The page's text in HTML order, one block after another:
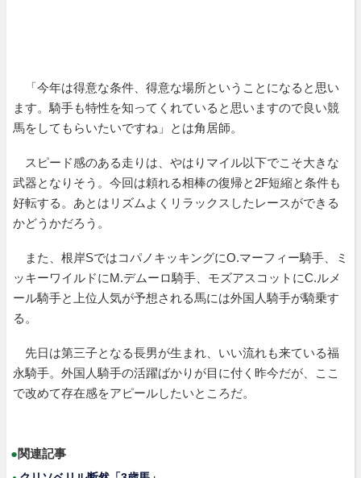
「今年は得意な条件、得意な場所ということになると思い
ます。騎手も特性を知ってくれていると思いますので良い競
馬をしてもらいたいですね」とは角居師。
スピード感のある走りは、やはりマイル以下でこそ大きな
武器となりそう。今回は頼れる相棒の復帰と2F短縮と条件も
好転する。あとはリズムよくリラックスしたレースができる
かどうかだろう。
また、根岸SではコパノキッキングにO.マーフィー騎手、ミ
ッキーワイルドにM.デムーロ騎手、モズアスコットにC.ルメ
ール騎手と上位人気が予想される馬には外国人騎手が騎乗す
る。
先日は第三子となる長男が生まれ、いい流れも来ている福
永騎手。外国人騎手の活躍ばかりが目に付く昨今だが、ここ
で改めて存在感をアピールしたいところだ。
●関連記事